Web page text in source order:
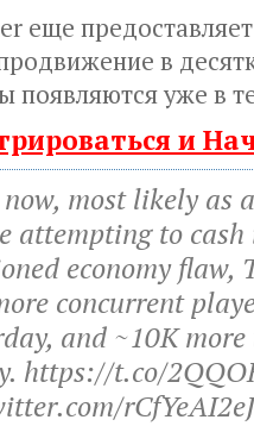
еще
в
появляются уже в
и
most likely as
attempting to
economy flaw,
concurrent
and ~10K
https://t.co/
rCfYeAI2eJ